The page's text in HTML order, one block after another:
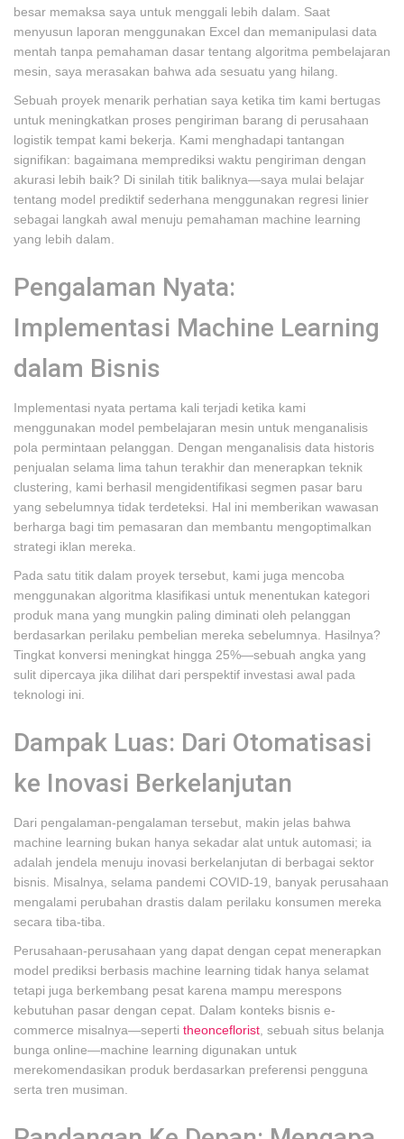
besar memaksa saya untuk menggali lebih dalam. Saat
menyusun laporan menggunakan Excel dan memanipulasi data
mentah tanpa pemahaman dasar tentang algoritma pembelajaran
mesin, saya merasakan bahwa ada sesuatu yang hilang.
Sebuah proyek menarik perhatian saya ketika tim kami bertugas
untuk meningkatkan proses pengiriman barang di perusahaan
logistik tempat kami bekerja. Kami menghadapi tantangan
signifikan: bagaimana memprediksi waktu pengiriman dengan
akurasi lebih baik? Di sinilah titik baliknya—saya mulai belajar
tentang model prediktif sederhana menggunakan regresi linier
sebagai langkah awal menuju pemahaman machine learning
yang lebih dalam.
Pengalaman Nyata:
Implementasi Machine Learning
dalam Bisnis
Implementasi nyata pertama kali terjadi ketika kami
menggunakan model pembelajaran mesin untuk menganalisis
pola permintaan pelanggan. Dengan menganalisis data historis
penjualan selama lima tahun terakhir dan menerapkan teknik
clustering, kami berhasil mengidentifikasi segmen pasar baru
yang sebelumnya tidak terdeteksi. Hal ini memberikan wawasan
berharga bagi tim pemasaran dan membantu mengoptimalkan
strategi iklan mereka.
Pada satu titik dalam proyek tersebut, kami juga mencoba
menggunakan algoritma klasifikasi untuk menentukan kategori
produk mana yang mungkin paling diminati oleh pelanggan
berdasarkan perilaku pembelian mereka sebelumnya. Hasilnya?
Tingkat konversi meningkat hingga 25%—sebuah angka yang
sulit dipercaya jika dilihat dari perspektif investasi awal pada
teknologi ini.
Dampak Luas: Dari Otomatisasi
ke Inovasi Berkelanjutan
Dari pengalaman-pengalaman tersebut, makin jelas bahwa
machine learning bukan hanya sekadar alat untuk automasi; ia
adalah jendela menuju inovasi berkelanjutan di berbagai sektor
bisnis. Misalnya, selama pandemi COVID-19, banyak perusahaan
mengalami perubahan drastis dalam perilaku konsumen mereka
secara tiba-tiba.
Perusahaan-perusahaan yang dapat dengan cepat menerapkan
model prediksi berbasis machine learning tidak hanya selamat
tetapi juga berkembang pesat karena mampu merespons
kebutuhan pasar dengan cepat. Dalam konteks bisnis e-
commerce misalnya—seperti theonceflorist , sebuah situs belanja
bunga online—machine learning digunakan untuk
merekomendasikan produk berdasarkan preferensi pengguna
serta tren musiman.